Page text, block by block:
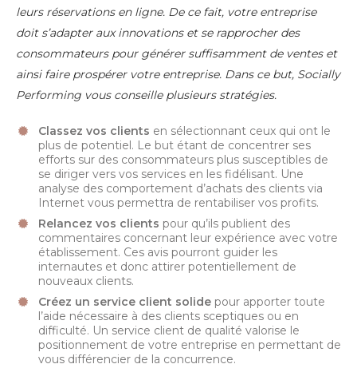
leurs réservations en ligne. De ce fait, votre entreprise
doit s’adapter aux innovations et se rapprocher des
consommateurs pour générer suffisamment de ventes et
ainsi faire prospérer votre entreprise. Dans ce but, Socially
Performing vous conseille plusieurs stratégies.
Classez vos clients en sélectionnant ceux qui ont le
plus de potentiel. Le but étant de concentrer ses
efforts sur des consommateurs plus susceptibles de
se diriger vers vos services en les fidélisant. Une
analyse des comportement d’achats des clients via
Internet vous permettra de rentabiliser vos profits.
Relancez vos clients pour qu’ils publient des
commentaires concernant leur expérience avec votre
établissement. Ces avis pourront guider les
internautes et donc attirer potentiellement de
nouveaux clients.
Créez un service client solide pour apporter toute
l’aide nécessaire à des clients sceptiques ou en
difficulté. Un service client de qualité valorise le
positionnement de votre entreprise en permettant de
vous différencier de la concurrence.